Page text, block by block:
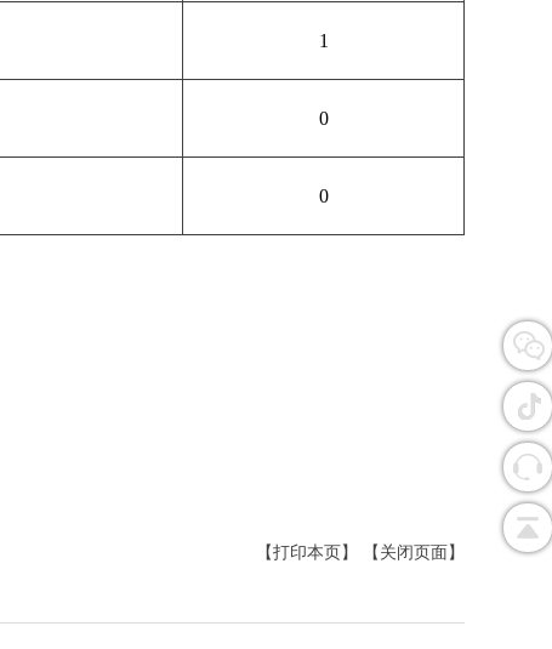
1
0
0
【打印本页】 【关闭页面】